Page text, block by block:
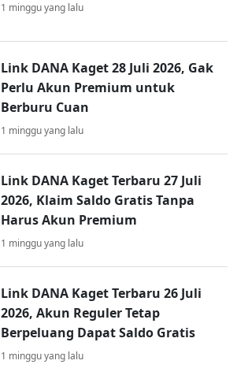
1 minggu yang lalu
Link DANA Kaget 28 Juli 2026, Gak
Perlu Akun Premium untuk
Berburu Cuan
1 minggu yang lalu
Link DANA Kaget Terbaru 27 Juli
2026, Klaim Saldo Gratis Tanpa
Harus Akun Premium
1 minggu yang lalu
Link DANA Kaget Terbaru 26 Juli
2026, Akun Reguler Tetap
Berpeluang Dapat Saldo Gratis
1 minggu yang lalu